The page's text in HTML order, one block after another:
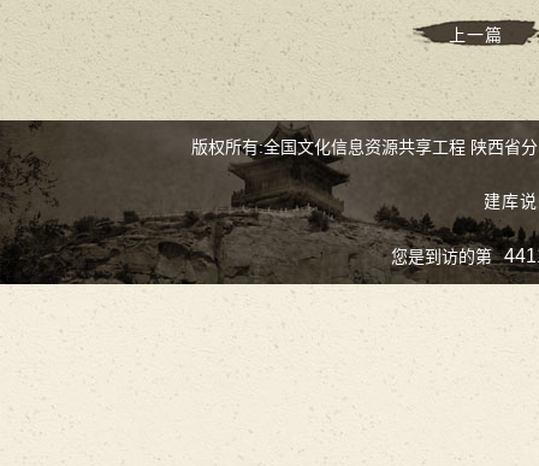
上一篇
版权所有:全国文化信息资源共享工程 陕西省
建库
您是到访的第